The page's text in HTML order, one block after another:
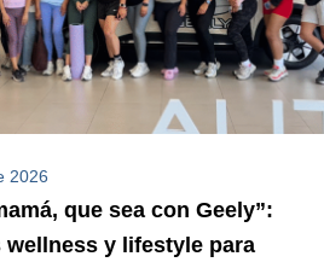
2026
que sea con Geely”:
wellness y lifestyle para